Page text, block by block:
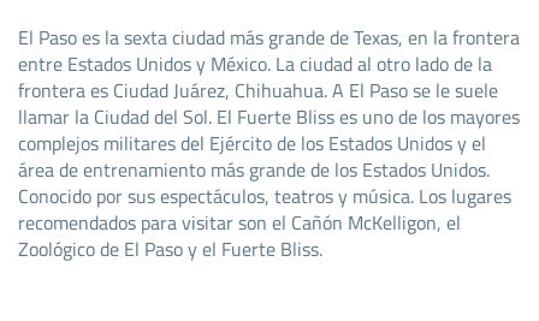
El Paso es la sexta ciudad más grande de Texas, en la frontera
entre Estados Unidos y México. La ciudad al otro lado de la
frontera es Ciudad Juárez, Chihuahua. A El Paso se le suele
llamar la Ciudad del Sol. El Fuerte Bliss es uno de los mayores
complejos militares del Ejército de los Estados Unidos y el
área de entrenamiento más grande de los Estados Unidos.
Conocido por sus espectáculos, teatros y música. Los lugares
recomendados para visitar son el Cañón McKelligon, el
Zoológico de El Paso y el Fuerte Bliss.